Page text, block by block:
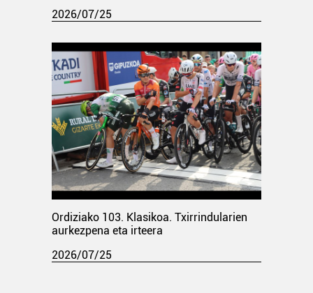
2026/07/25
Ordiziako 103. Klasikoa. Txirrindularien
aurkezpena eta irteera
2026/07/25